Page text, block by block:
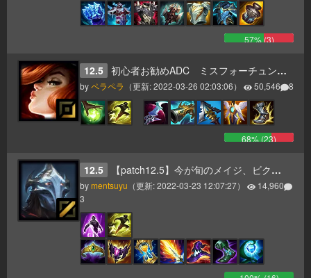
57% (3)
12.5 初心者お勧めADC ミスフォーチュン 使い方とLoLの心得
byペラペラ （更新:2022-03-26 02:03:06） 50,546 8
68% (23)
12.5 【patch12.5】今が旬のメイジ、ビクター
bymentsuyu （更新:2022-03-23 12:07:27）
14,960
3